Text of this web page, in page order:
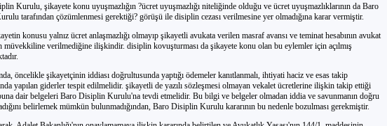
Kurulu, şikayete konu uyuşmazlığın ?ücret uyuşmazlığı niteliğinde olduğu ve ücret uyuşmazlıklarının da Baro
tarafından çözümlenmesi gerektiği? görüşü ile disiplin cezası verilmesine yer olmadığına karar vermiştir.
konusu yalnız ücret anlaşmazlığı olmayıp şikayetli avukata verilen masraf avansı ve teminat hesabının avukat
müvekkiline verilmediğine ilişkindir. disiplin kovuşturması da şikayete konu olan bu eylemler için açılmış
öncelikle şikayetçinin iddiası doğrultusunda yaptığı ödemeler kanıtlanmalı, ihtiyati haciz ve esas takip
yapılan giderler tespit edilmelidir. şikayetli de yazılı sözleşmesi olmayan vekalet ücretlerine ilişkin takip ettiği
dair belgeleri Baro Disiplin Kurulu'na tevdi etmelidir. Bu bilgi ve belgeler olmadan iddia ve savunmanın doğru
belirlemek mümkün bulunmadığından, Baro Disiplin Kurulu kararının bu nedenle bozulması gerekmiştir.